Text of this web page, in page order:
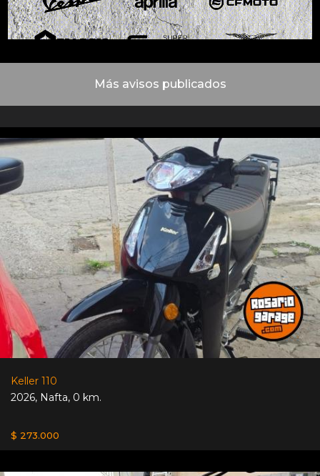
Más avisos publicados
Keller 110
2026, Nafta, 0 km.
$ 273.000